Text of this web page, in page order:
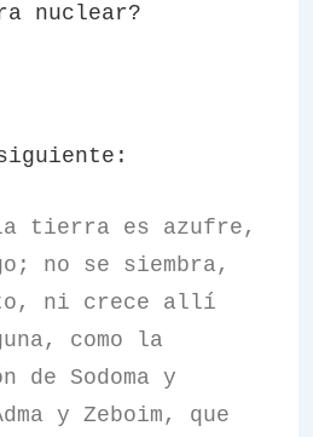
nuclear?
la tierra es azufre,
no se siembra,
ni crece allí
como la
de Sodoma y
y Zeboim, que